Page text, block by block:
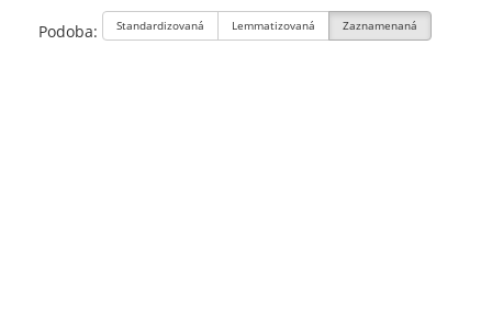
Podoba: Standardizovaná Lemmatizovaná Zaznamenaná